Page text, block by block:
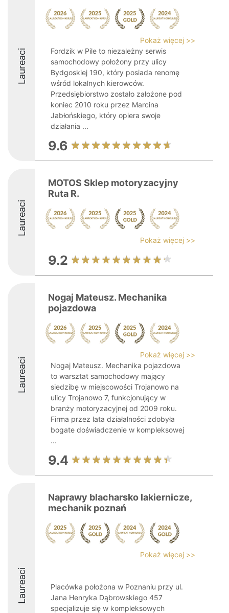
Laureaci
Pokaż więcej >>
Fordzik w Pile to niezależny serwis
samochodowy położony przy ulicy
Bydgoskiej 190, który posiada renomę
wśród lokalnych kierowców.
Przedsiębiorstwo zostało założone pod
koniec 2010 roku przez Marcina
Jabłońskiego, który opiera swoje
działania ...
9.6
Laureaci
MOTOS Sklep motoryzacyjny
Ruta R.
Pokaż więcej >>
9.2
Laureaci
Nogaj Mateusz. Mechanika
pojazdowa
Pokaż więcej >>
Nogaj Mateusz. Mechanika pojazdowa
to warsztat samochodowy mający
siedzibę w miejscowości Trojanowo na
ulicy Trojanowo 7, funkcjonujący w
branży motoryzacyjnej od 2009 roku.
Firma przez lata działalności zdobyła
bogate doświadczenie w kompleksowej
...
9.4
Laureaci
Naprawy blacharsko lakiernicze,
mechanik poznań
Pokaż więcej >>
Placówka położona w Poznaniu przy ul.
Jana Henryka Dąbrowskiego 457
specjalizuje się w kompleksowych